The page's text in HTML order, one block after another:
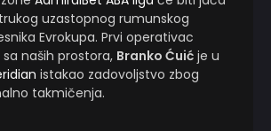
uzastopnog rumunskog
Evrokupa. Prvi operativac
naših prostora, Branko Ćuić je u
istakao zadovoljstvo zbog
takmičenja.